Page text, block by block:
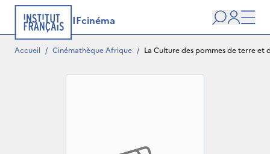
IFcinéma
user
Accueil / Cinémathèque Afrique / La Culture des pommes de terre et